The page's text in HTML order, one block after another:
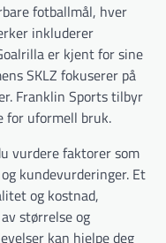
fotballmål, hver
inkluderer
er kjent for sine
SKLZ fokuserer på
Franklin Sports tilbyr
for uformell bruk.
vurdere faktorer som
kundevurderinger. Et
og kostnad,
størrelse og
kan hjelpe deg